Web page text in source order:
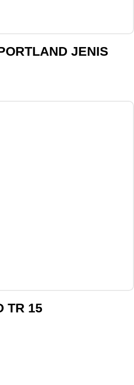
JENIS
TR 15